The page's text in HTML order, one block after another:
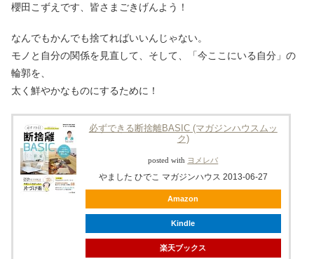
櫻田こずえです、皆さまごきげんよう！
なんでもかんでも捨てればいいんじゃない。
モノと自分の関係を見直して、そして、「今ここにいる自分」の
輪郭を、
太く鮮やかなものにするために！
必ずできる断捨離BASIC (マガジンハウスムッ
ク)
posted with ヨメレバ
やました ひでこ マガジンハウス 2013-06-27
Amazon
Kindle
楽天ブックス